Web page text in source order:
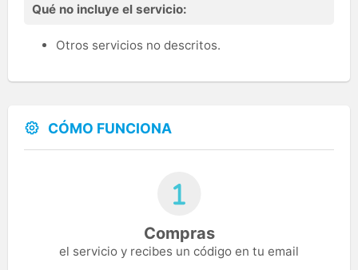
Qué no incluye el servicio:
Otros servicios no descritos.
CÓMO FUNCIONA
Compras
el servicio y recibes un código en tu email